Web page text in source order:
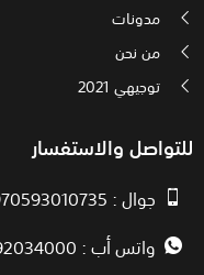
مدونات
من نحن
توجيهي 2021
للتواصل والاستفسار
جوال : 00970593010735
واتس أب : 00972592034000